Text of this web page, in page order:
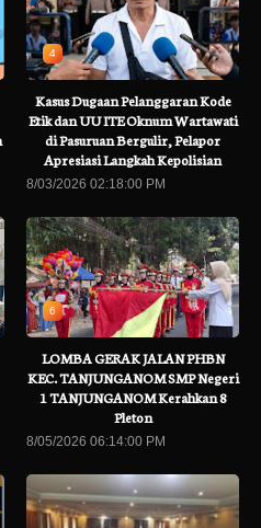
4
Kasus Dugaan Pelanggaran Kode
Etik dan UU ITE Oknum Wartawati
di Pasuruan Bergulir, Pelapor
Apresiasi Langkah Kepolisian
8/03/2026 02:18:00 PM
6
LOMBA GERAK JALAN PHBN
KEC. TANJUNGANOM SMP Negeri
1 TANJUNGANOM Kerahkan 8
Pleton
8/05/2026 06:14:00 PM